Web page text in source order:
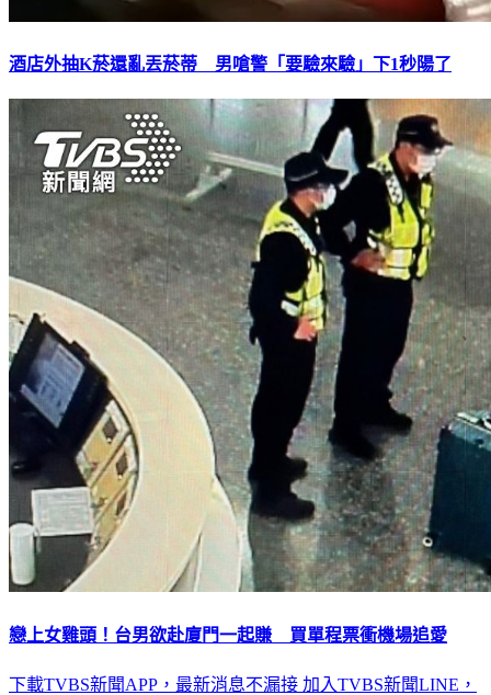
酒店外抽K菸還亂丟菸蒂 男嗆警「要驗來驗」下1秒陽了
戀上女雞頭！台男欲赴廈門一起賺 買單程票衝機場追愛
下載TVBS新聞APP，最新消息不漏接 加入TVBS新聞LINE，